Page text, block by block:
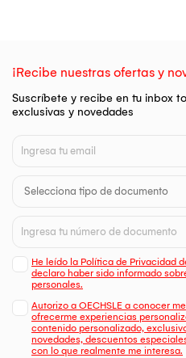
¡Recibe nuestras ofertas y
Suscríbete y recibe en tu inbox
exclusivas y novedades
He leído la Política de Privacidad
declaro haber sido informado
personales.
Autorizo a OECHSLE a conocer
ofrecerme experiencias
contenido personalizado,
novedades, descuentos
con lo que realmente me interesa.